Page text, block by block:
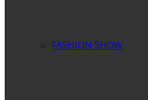
FASHION SHOW